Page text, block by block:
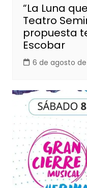
“La Luna
Teatro
propuesta
Escobar
6 de agosto